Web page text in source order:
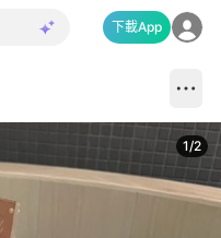
下載App
1/2